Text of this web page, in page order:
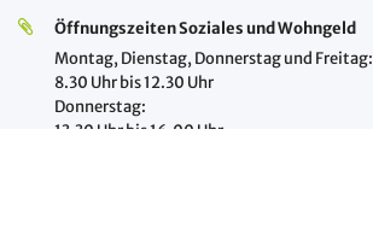
Öffnungszeiten Soziales und Wohngeld
Montag, Dienstag, Donnerstag und Freitag:
8.30 Uhr bis 12.30 Uhr
Donnerstag:
13.30 Uhr bis 16.00 Uhr